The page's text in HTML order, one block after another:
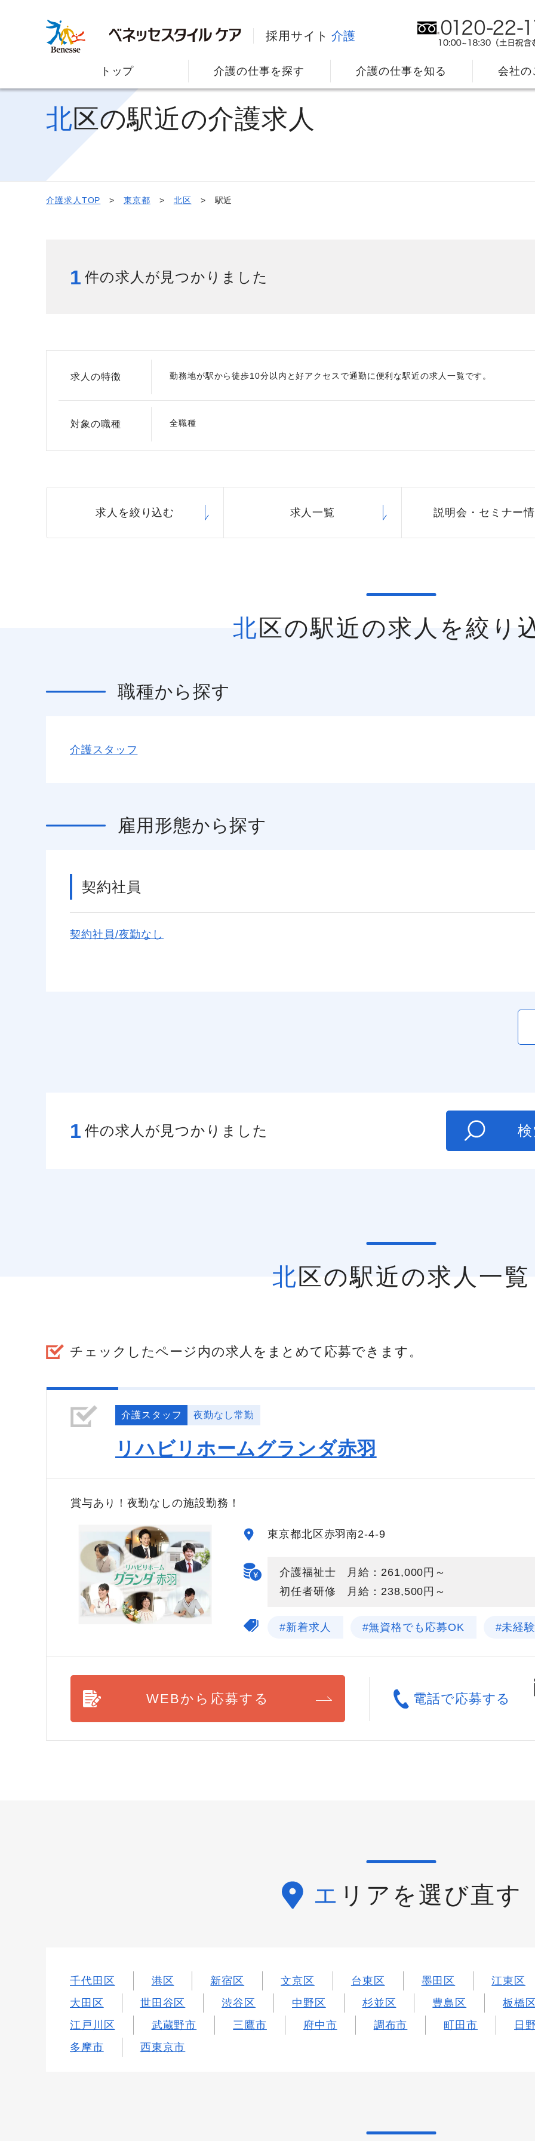
採用サイト 介護
トップ 介護の仕事を探す 介護の仕事を知る
給与制度 資格取得サポート制度 福
会社の
スタッフインタビュー 社員主役のプロジェクト 職
北区の駅近の介護求人
介護求人TOP 東京都 北区 駅近
1 件の求人が見つかりました
求人の特徴 勤務地が駅から徒歩10分以内と好アクセスで通勤に便利な駅近の求人一覧です。
対象の職種 全職種
求人を絞り込む 求人一覧 説明会・ セミナー
北区の駅近の求人を絞り
職種から探す
介護スタッフ
雇用形態から探す
契約社員
契約社員/夜勤なし
1 件の求人が見つかりました
北区の駅近の求人一覧
チェックしたページ内の求人をまとめて応募できます。
介護スタッフ 夜勤なし常勤
リハビリホームグランダ赤羽
賞与あり！夜勤なしの施設勤務！
東京都北区赤羽南2-4-9
介護福祉士 月給：261,000円～
初任者研修 月給：238,500円～
#新着求人 #無資格でも応募OK #未経
WEBから応募する 電話で応募する
エリアを選び直す
千代田区 港区 新宿区 文京区 台東区 墨田区
江東区
大田区
世田谷区 渋谷区 中野区 杉並区 豊島区
板橋
江戸川区
武蔵野市 三鷹市 府中市 調布市 町田市
日
多摩市
西東京市